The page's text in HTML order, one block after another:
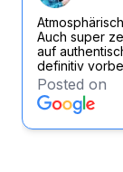
Auch super
auf
definitiv
Posted on